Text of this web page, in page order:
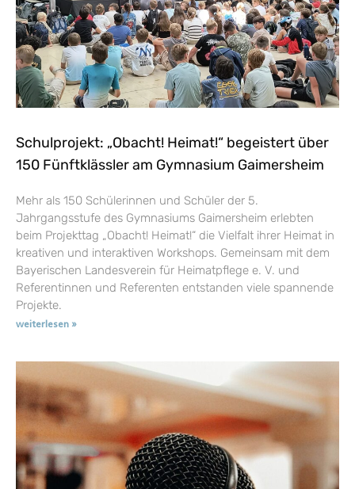
Schulprojekt: „Obacht! Heimat!“ begeistert über
150 Fünftklässler am Gymnasium Gaimersheim
Mehr als 150 Schülerinnen und Schüler der 5.
Jahrgangsstufe des Gymnasiums Gaimersheim erlebten
beim Projekttag „Obacht! Heimat!“ die Vielfalt ihrer Heimat in
kreativen und interaktiven Workshops. Gemeinsam mit dem
Bayerischen Landesverein für Heimatpflege e. V. und
Referentinnen und Referenten entstanden viele spannende
Projekte.
weiterlesen »